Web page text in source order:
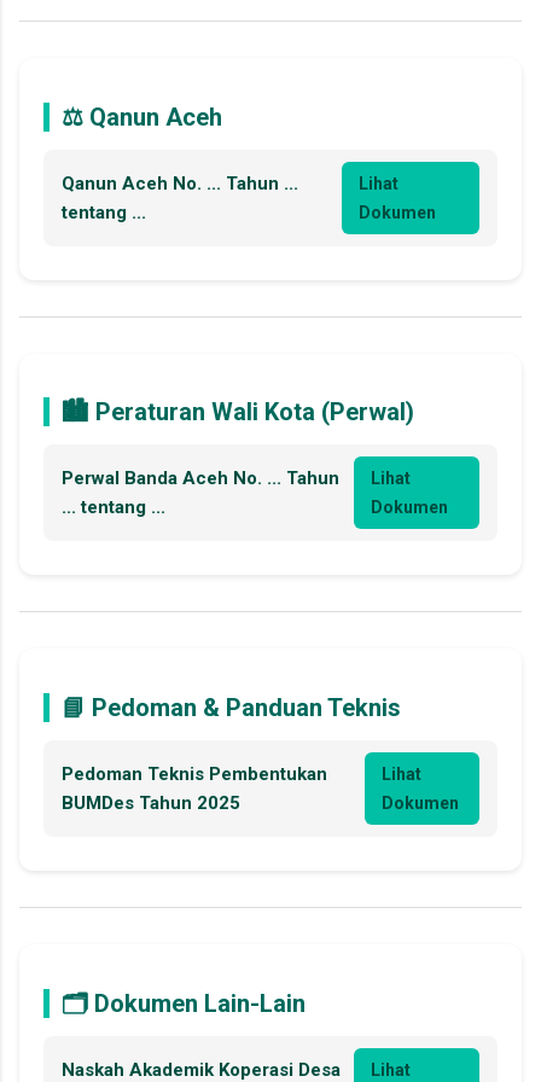
⚖️ Qanun Aceh
Qanun Aceh No. ... Tahun ...
tentang ...
Lihat
Dokumen
🏙️ Peraturan Wali Kota (Perwal)
Perwal Banda Aceh No. ... Tahun
... tentang ...
Lihat
Dokumen
📘 Pedoman & Panduan Teknis
Pedoman Teknis Pembentukan
BUMDes Tahun 2025
Lihat
Dokumen
🗂️ Dokumen Lain-Lain
Naskah Akademik Koperasi Desa
Lihat